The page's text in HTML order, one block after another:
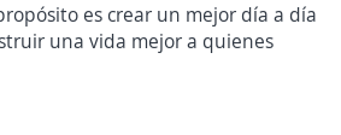
es crear un mejor día a día
una vida mejor a quienes